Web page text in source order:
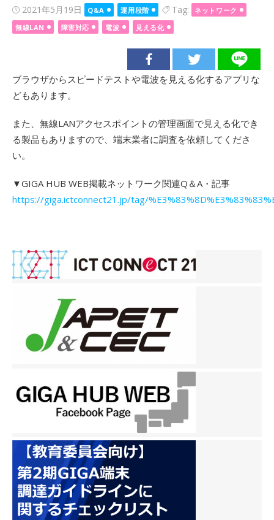
Posted
on
2021年5月19日 Q&A 運用段階 Tag:
ネットワーク
無線LAN
障害対応 電波 見える化
ブラウザからスピードテストや電波を見える化するアプリな
どもあります。
また、無線LANアクセスポイントの管理画面で見える化でき
る製品もありますので、端末業者に調査を依頼してくださ
い。
▼GIGA HUB WEB掲載ネットワーク関連Q＆A・記事
https://giga.ictconnect21.jp/tag/